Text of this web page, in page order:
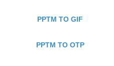
PPTM TO GIF
PPTM TO OTP